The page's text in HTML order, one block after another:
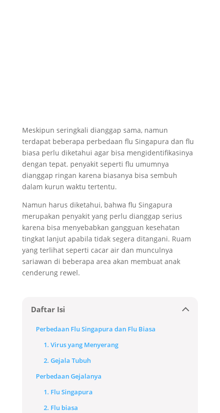
Meskipun seringkali dianggap sama, namun
terdapat beberapa perbedaan flu Singapura dan flu
biasa perlu diketahui agar bisa mengidentifikasinya
dengan tepat. penyakit seperti flu umumnya
dianggap ringan karena biasanya bisa sembuh
dalam kurun waktu tertentu.
Namun harus diketahui, bahwa flu Singapura
merupakan penyakit yang perlu dianggap serius
karena bisa menyebabkan gangguan kesehatan
tingkat lanjut apabila tidak segera ditangani. Ruam
yang terlihat seperti cacar air dan munculnya
sariawan di beberapa area akan membuat anak
cenderung rewel.
Daftar Isi
Perbedaan Flu Singapura dan Flu Biasa
1. Virus yang Menyerang
2. Gejala Tubuh
Perbedaan Gejalanya
1. Flu Singapura
2. Flu biasa